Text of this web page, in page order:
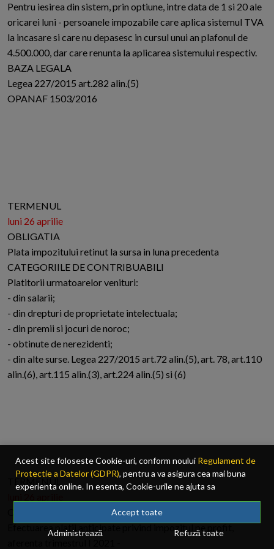
Acest site foloseste Cookie-uri, conform noului Regulament de
Protectie a Datelor (GDPR), pentru a va asigura cea mai buna
experienta online. In esenta, Cookie-urile ne ajuta sa
imbunatatim continutul de pe site, oferindu-va dvs., cititorul, o
experienta online personalizata si mult mai rapida. Ele sunt
folosite doar de site-ul nostru si partenerii nostri de incredere.
AICIpentru detalii despre politica de Cookie-uri.
Accept toate
Administrează
Refuză toate
Pentru iesirea din sistem, prin optiune, intre data de 1 si 20 ale
oricarei luni - persoanele impozabile care aplica sistemul TVA
la incasare si care nu depasesc in cursul unui an plafonul de
4.500.000, dar care renunta la aplicarea sistemului respectiv.
BAZA LEGALA
Legea 227/2015 art.282 alin.(5)
OPANAF 1503/2016
TERMENUL
luni 26 aprilie
OBLIGATIA
Plata impozitului retinut la sursa in luna precedenta
CATEGORIILE DE CONTRIBUABILI
Platitorii urmatoarelor venituri:
- din salarii;
- din drepturi de proprietate intelectuala;
- din premii si jocuri de noroc;
- obtinute de nerezidenti;
- din alte surse. Legea 227/2015 art.72 alin.(5), art. 78, art.110
alin.(6), art.115 alin.(3), art.224 alin.(5) si (6)
TERMENUL
Efectuarea platii anticipate privind impozitul pe profit,